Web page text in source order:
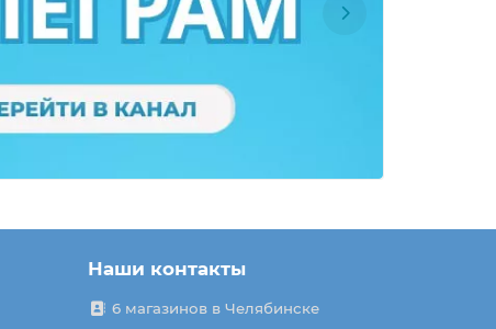
Наши контакты
6 магазинов в Челябинске